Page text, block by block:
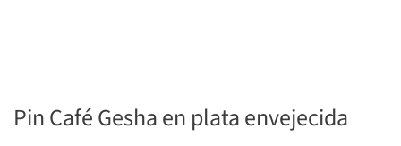
Pin Café Gesha en plata envejecida